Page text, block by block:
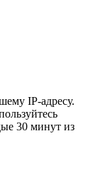
IP-адресу.
30 минут из